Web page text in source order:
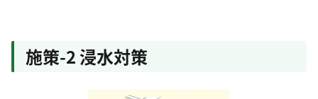
施策-2 浸水対策